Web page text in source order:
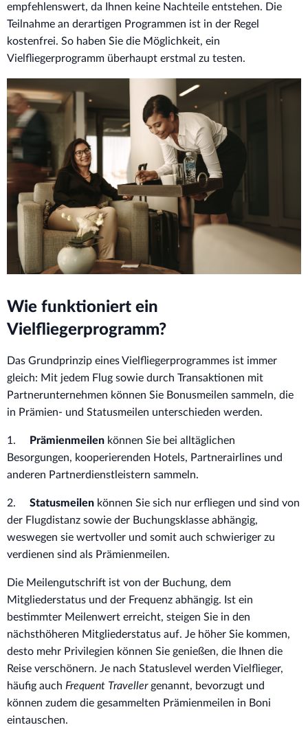
empfehlenswert, da Ihnen keine Nachteile entstehen. Die
Teilnahme an derartigen Programmen ist in der Regel
kostenfrei. So haben Sie die Möglichkeit, ein
Vielfliegerprogramm überhaupt erstmal zu testen.
Wie funktioniert ein
Vielfliegerprogramm?
Das Grundprinzip eines Vielfliegerprogrammes ist immer
gleich: Mit jedem Flug sowie durch Transaktionen mit
Partnerunternehmen können Sie Bonusmeilen sammeln, die
in Prämien- und Statusmeilen unterschieden werden.
1. Prämienmeilen können Sie bei alltäglichen
Besorgungen, kooperierenden Hotels, Partnerairlines und
anderen Partnerdienstleistern sammeln.
2. Statusmeilen können Sie sich nur erfliegen und sind von
der Flugdistanz sowie der Buchungsklasse abhängig,
weswegen sie wertvoller und somit auch schwieriger zu
verdienen sind als Prämienmeilen.
Die Meilengutschrift ist von der Buchung, dem
Mitgliederstatus und der Frequenz abhängig. Ist ein
bestimmter Meilenwert erreicht, steigen Sie in den
nächsthöheren Mitgliederstatus auf. Je höher Sie kommen,
desto mehr Privilegien können Sie genießen, die Ihnen die
Reise verschönern. Je nach Statuslevel werden Vielflieger,
häufig auch Frequent Travellergenannt, bevorzugt und
können zudem die gesammelten Prämienmeilen in Boni
eintauschen.